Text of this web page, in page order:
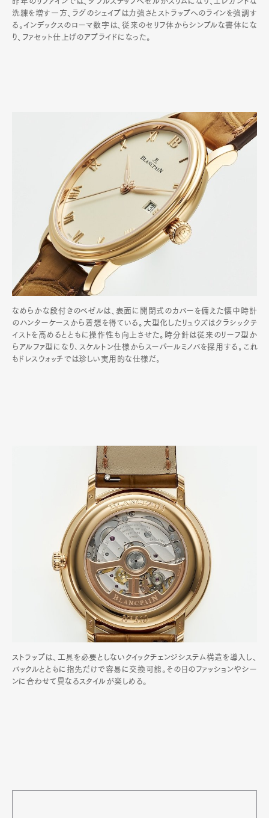
洗練を増す一方、ラグのシェイプは力強さとストラップへのラインを強調す
る。インデックスのローマ数字は、従来のセリフ体からシンプルな書体にな
り、ファセット仕上げのアプライドになった。
なめらかな段付きのベゼルは、表面に開閉式のカバーを備えた懐中時計
のハンターケースから着想を得ている。大型化したリュウズはクラシックテ
イストを高めるとともに操作性も向上させた。時分針は従来のリーフ型か
らアルファ型になり､スケルトン仕様からスーパールミノバを採用する｡これ
もドレスウォッチでは珍しい実用的な仕様だ｡
ストラップは、工具を必要としないクイックチェンジシステム構造を導入し、
バックルとともに指先だけで容易に交換可能。その日のファッションやシー
ンに合わせて異なるスタイルが楽しめる。